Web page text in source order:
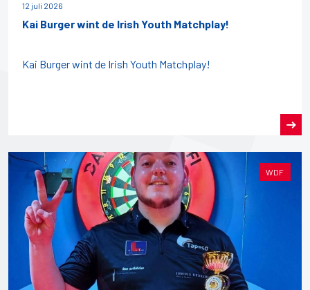
12 juli 2026
Kai Burger wint de Irish Youth Matchplay!
Kai Burger wint de Irish Youth Matchplay!
WDF